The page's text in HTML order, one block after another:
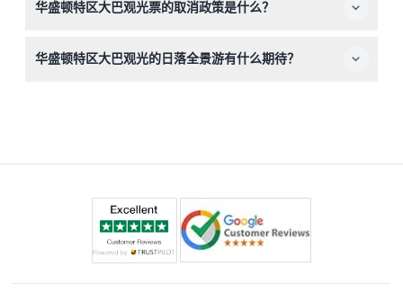
气凉爽或下雨时，建议携带夹克或雨伞，尤其是因为巴士为
华盛顿特区大巴观光票的取消政策是什么？
期和时间。
华盛顿特区大巴观光的日落全景游有什么期待？